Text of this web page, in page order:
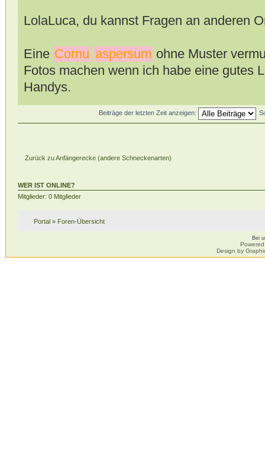
LolaLuca, du kannst Fragen an anderen
Eine Cornu aspersum ohne Muster
Fotos machen wenn ich habe eine gutes
Handys.
Beiträge der letzten Zeit anzeigen:
Zurück zu Anfängerecke (andere Schneckenarten)
WER IST ONLINE?
Mitglieder: 0 Mitglieder
Portal» Foren-Übersicht
Bei
Design by